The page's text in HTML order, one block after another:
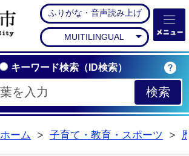
石岡市公式ホームペー
ふりがな・音声読み上げ
MUITILINGUAL
キーワード検索（ID検索）
ホーム
子育て・教育・スポーツ